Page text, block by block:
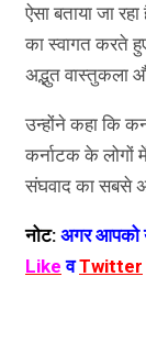
ऐसा बताया जा
का स्वागत करते
अद्भुत वास्तुकला
उन्होंने कहा कि
कर्नाटक के लोगों
संघवाद का सबसे
नोट: अगर आपको
Like वTwitter